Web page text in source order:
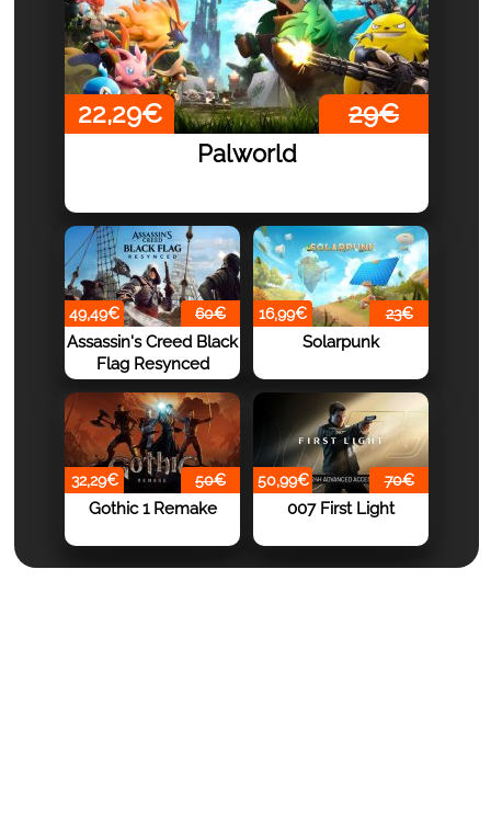
22,29€ 29€
Palworld
49,49€ 60€
Assassin's Creed Black
Flag Resynced
16,99€ 23€
Solarpunk
32,29€ 50€
Gothic 1 Remake
50,99€ 70€
007 First Light